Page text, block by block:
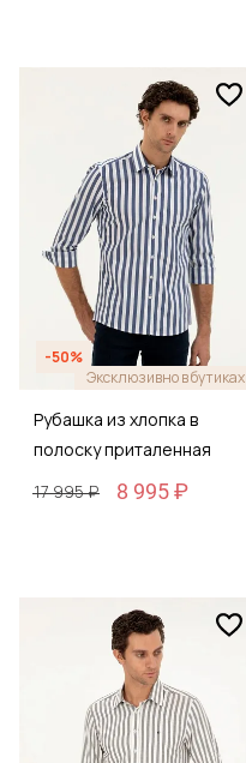
-50%
Эксклюзивно в бутиках
Рубашка из хлопка в
полоску приталенная
17 995 ₽
8 995 ₽